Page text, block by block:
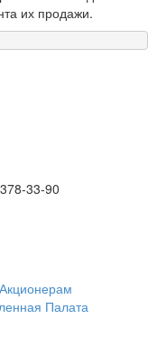
их продажи.
33-90
Акционерам
Палата